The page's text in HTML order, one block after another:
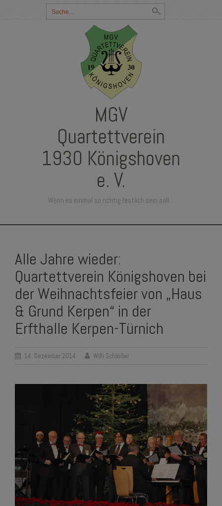
Suchbegriff
eingeben:
MGV
Quartettverein
1930 Königshoven
e. V.
Wenn es einmal so richtig festlich sein soll…
CONTENT
Alle Jahre wieder:
Quartettverein Königshoven bei
der Weihnachtsfeier von „Haus
& Grund Kerpen“ in der
Erfthalle Kerpen-Türnich
14. Dezember 2014 Willi Schlößer